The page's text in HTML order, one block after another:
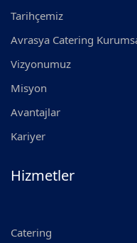
Tarihçemiz
Avrasya Catering
Vizyonumuz
Misyon
Avantajlar
Kariyer
Hizmetler
Catering